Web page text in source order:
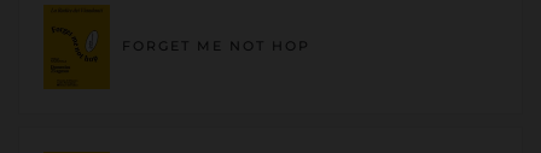
FORGET ME NOT HOP